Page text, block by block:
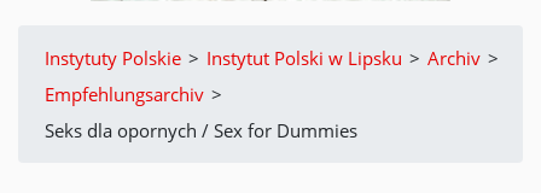
Instytuty Polskie > Instytut Polski w Lipsku > Archiv >
Empfehlungsarchiv >
Seks dla opornych / Sex for Dummies